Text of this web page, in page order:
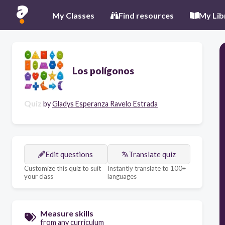
My Classes Find resources My
Los polígonos
Quiz byGladys Esperanza Ravelo Estrada
Edit questions
Customize this quiz to suit
your class
Translate quiz
Instantly translate to 100+
languages
Measure skills
from any curriculum